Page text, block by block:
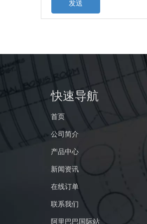
发送
快速导航
首页
公司简介
产品中心
新闻资讯
在线订单
联系我们
阿里巴巴国际站